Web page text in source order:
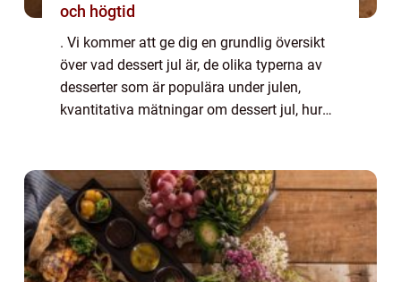
och högtid
. Vi kommer att ge dig en grundlig översikt
över vad dessert jul är, de olika typerna av
desserter som är populära under julen,
kvantitativa mätningar om dessert jul, hur